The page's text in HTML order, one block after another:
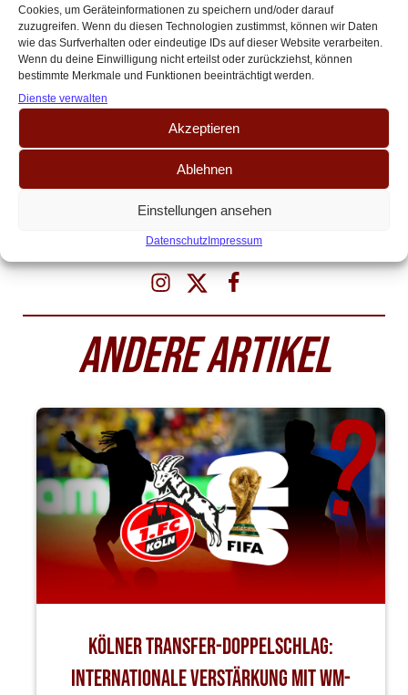
Cookies, um Geräteinformationen zu speichern und/oder darauf
zuzugreifen. Wenn du diesen Technologien zustimmst, können wir Daten
wie das Surfverhalten oder eindeutige IDs auf dieser Website verarbeiten.
Wenn du deine Einwilligung nicht erteilst oder zurückziehst, können
bestimmte Merkmale und Funktionen beeinträchtigt werden.
Dienste verwalten
Akzeptieren
Ablehnen
Einstellungen ansehen
Datenschutz Impressum
Bundesligageschichte, tut sie es jedoch nicht, so würde sich das
Trainerkarussell in Köln erneut drehen. Mit dem Zusatz, dass dann
noch ein neuer Sportdirektor her müsste.
Es wird maßgeblich auf eine erfolgreiche Zusammenarbeit der
Herren Kessler, Wagner und Steidten ankommen, denn sie sitzen
im selben Boot. Es bleibt abzuwarten, ob sie es sicher in den
nächsten Hafen steuern oder beim Versuch gemeinsam kentern
ANDERE ARTIKEL
Kölner Transfer-Doppelschlag:
Internationale Verstärkung mit WM-